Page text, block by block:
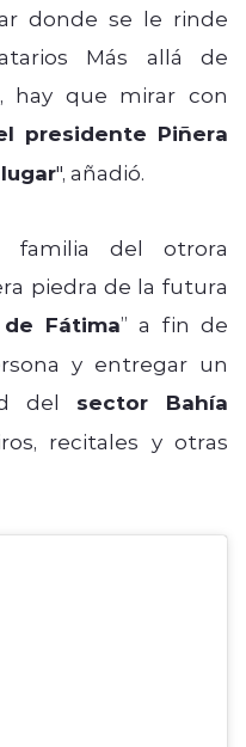
donde se le rinde
Más allá de
hay que mirar con
presidente Piñera
", añadió.
familia del otrora
piedra de la futura
Fátima” a fin de
y entregar un
del sector Bahía
recitales y otras